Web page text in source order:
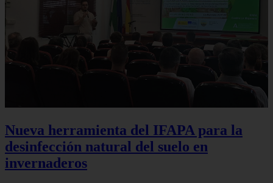
Nueva herramienta del IFAPA para la
desinfección natural del suelo en
invernaderos